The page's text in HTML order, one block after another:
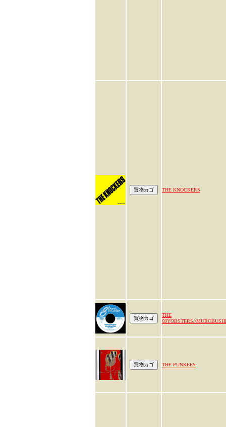
THE KNOCKERS
THE
69YOBSTERS//MUROBUSHI
THE PUNKEES